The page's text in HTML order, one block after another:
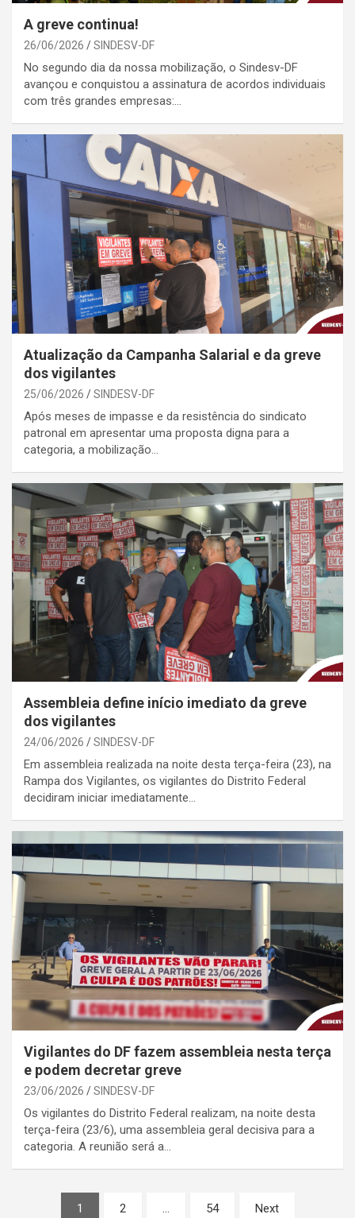
A greve continua!
26/06/2026 SINDESV-DF
No segundo dia da nossa mobilização, o Sindesv-DF
avançou e conquistou a assinatura de acordos individuais
com três grandes empresas:…
Atualização da Campanha Salarial e da greve
dos vigilantes
25/06/2026 SINDESV-DF
Após meses de impasse e da resistência do sindicato
patronal em apresentar uma proposta digna para a
categoria, a mobilização…
Assembleia define início imediato da greve
dos vigilantes
24/06/2026 SINDESV-DF
Em assembleia realizada na noite desta terça-feira (23), na
Rampa dos Vigilantes, os vigilantes do Distrito Federal
decidiram iniciar imediatamente…
Vigilantes do DF fazem assembleia nesta terça
e podem decretar greve
23/06/2026 SINDESV-DF
Os vigilantes do Distrito Federal realizam, na noite desta
terça-feira (23/6), uma assembleia geral decisiva para a
categoria. A reunião será a…
Paginação
1 2 … 54 Next